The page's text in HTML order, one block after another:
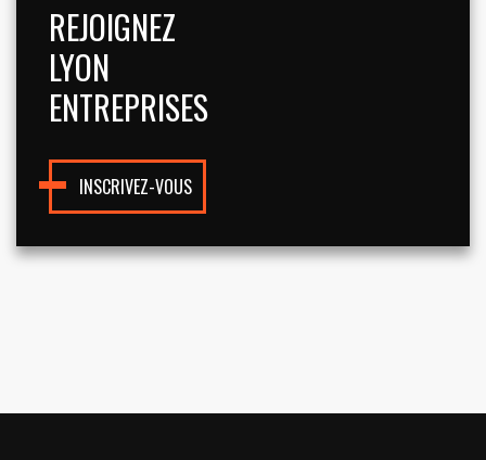
REJOIGNEZ
LYON
ENTREPRISES
INSCRIVEZ-VOUS